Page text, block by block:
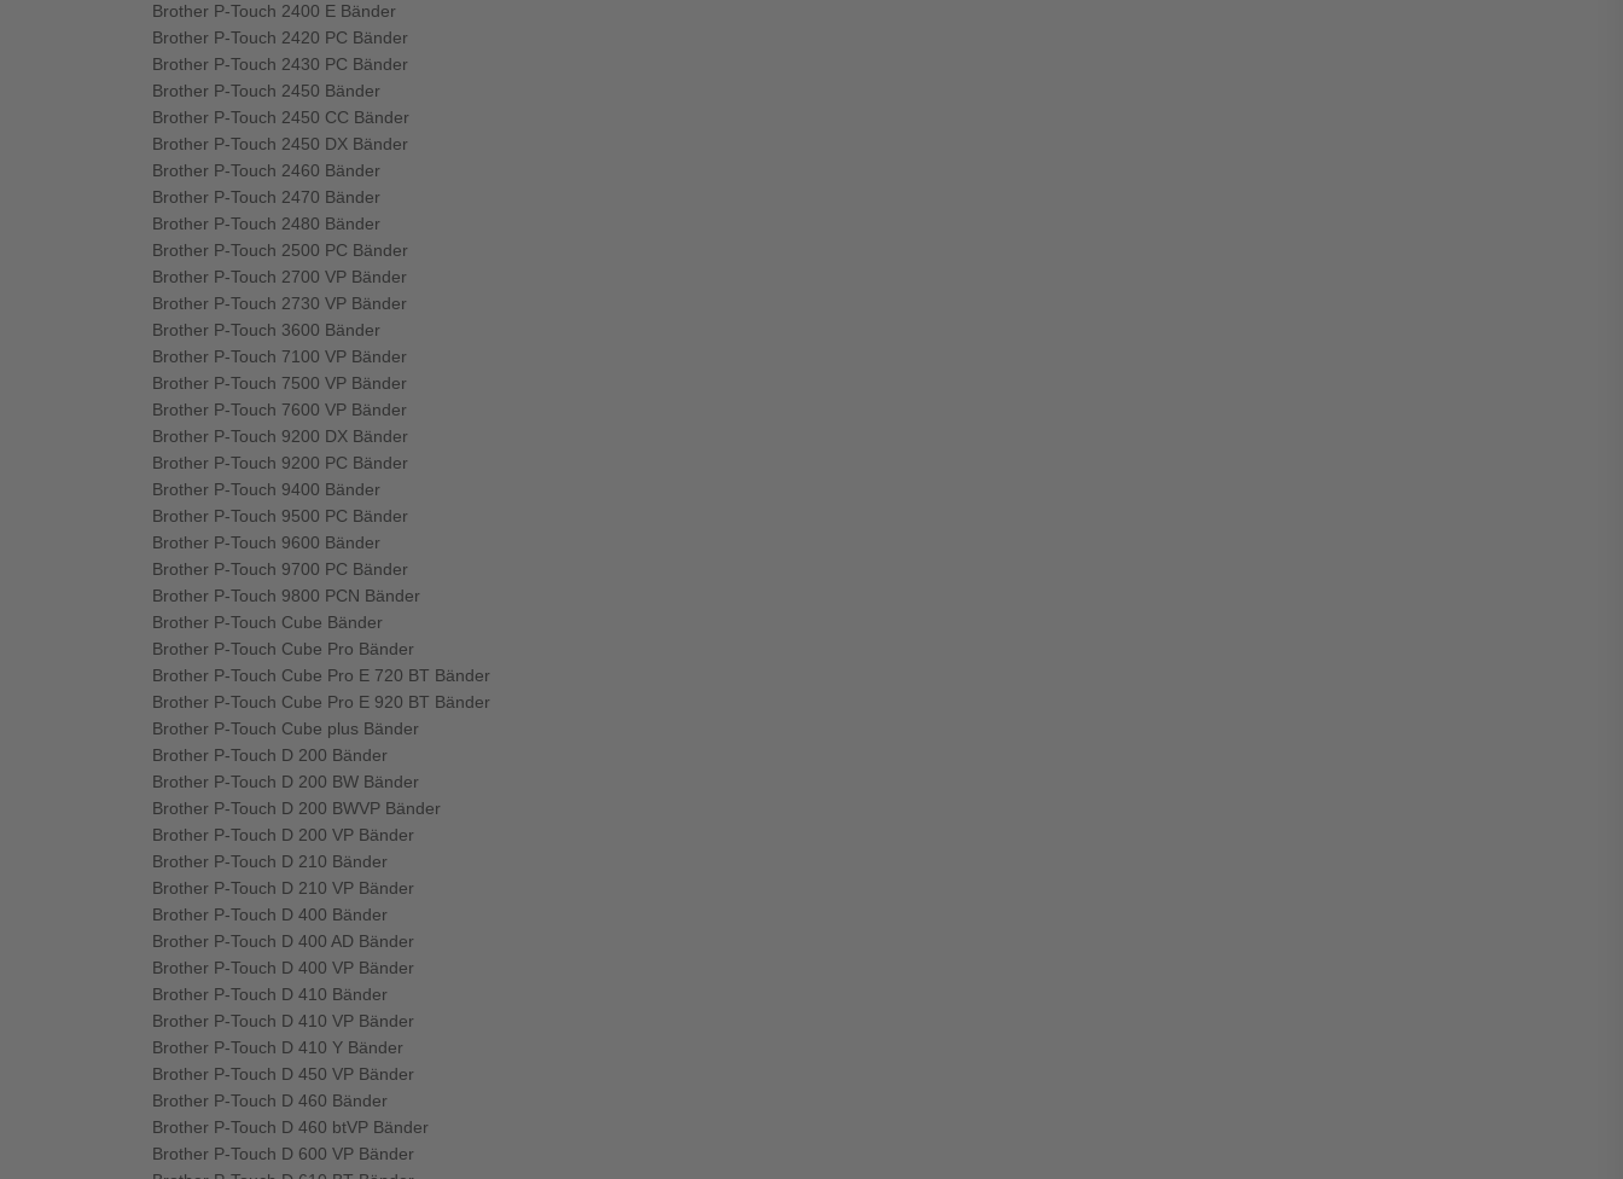
Brother P-Touch 2400 E Bänder
Brother P-Touch 2420 PC Bänder
Brother P-Touch 2430 PC Bänder
Brother P-Touch 2450 Bänder
Brother P-Touch 2450 CC Bänder
Brother P-Touch 2450 DX Bänder
Brother P-Touch 2460 Bänder
Brother P-Touch 2470 Bänder
Brother P-Touch 2480 Bänder
Brother P-Touch 2500 PC Bänder
Brother P-Touch 2700 VP Bänder
Brother P-Touch 2730 VP Bänder
Brother P-Touch 3600 Bänder
Brother P-Touch 7100 VP Bänder
Brother P-Touch 7500 VP Bänder
Brother P-Touch 7600 VP Bänder
Brother P-Touch 9200 DX Bänder
Brother P-Touch 9200 PC Bänder
Brother P-Touch 9400 Bänder
Brother P-Touch 9500 PC Bänder
Brother P-Touch 9600 Bänder
Brother P-Touch 9700 PC Bänder
Brother P-Touch 9800 PCN Bänder
Brother P-Touch Cube Bänder
Brother P-Touch Cube Pro Bänder
Brother P-Touch Cube Pro E 720 BT Bänder
Brother P-Touch Cube Pro E 920 BT Bänder
Brother P-Touch Cube plus Bänder
Brother P-Touch D 200 Bänder
Brother P-Touch D 200 BW Bänder
Brother P-Touch D 200 BWVP Bänder
Brother P-Touch D 200 VP Bänder
Brother P-Touch D 210 Bänder
Brother P-Touch D 210 VP Bänder
Brother P-Touch D 400 Bänder
Brother P-Touch D 400 AD Bänder
Brother P-Touch D 400 VP Bänder
Brother P-Touch D 410 Bänder
Brother P-Touch D 410 VP Bänder
Brother P-Touch D 410 Y Bänder
Brother P-Touch D 450 VP Bänder
Brother P-Touch D 460 Bänder
Brother P-Touch D 460 btVP Bänder
Brother P-Touch D 600 VP Bänder